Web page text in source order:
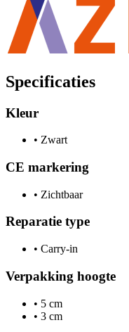
Specificaties
Kleur
• Zwart
CE markering
• Zichtbaar
Reparatie type
• Carry-in
Verpakking hoogte
• 5 cm
• 3 cm